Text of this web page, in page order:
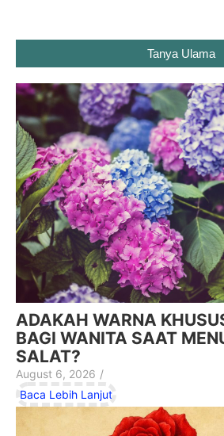
Tanya Ulama
ADAKAH WARNA
BAGI WANITA SAAT
SALAT?
August 6, 2026 /
Baca Lebih Lanjut